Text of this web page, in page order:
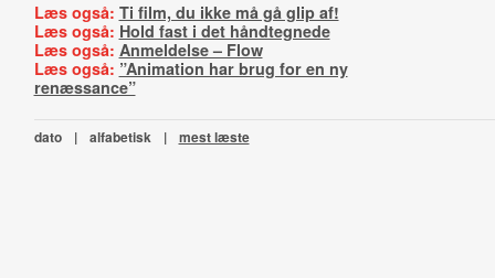
Læs også: Ti film, du ikke må gå glip af!
Læs også: Hold fast i det håndtegnede
Læs også: Anmeldelse – Flow
Læs også: ”Animation har brug for en ny
renæssance”
dato | alfabetisk | mest læste